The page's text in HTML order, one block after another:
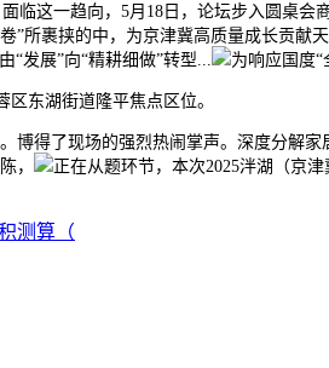
这一趋向，5月18日，论坛步入圆桌会
所裹挟的中，为京津冀高质量成长贡献
发展”向“精耕细做”转型...
为响应国度“
东湖街道隆平焦点区位。
了现场的强烈热闹掌声。深度分解家
，
正在从题环节，本次2025泮湖（京
测算（